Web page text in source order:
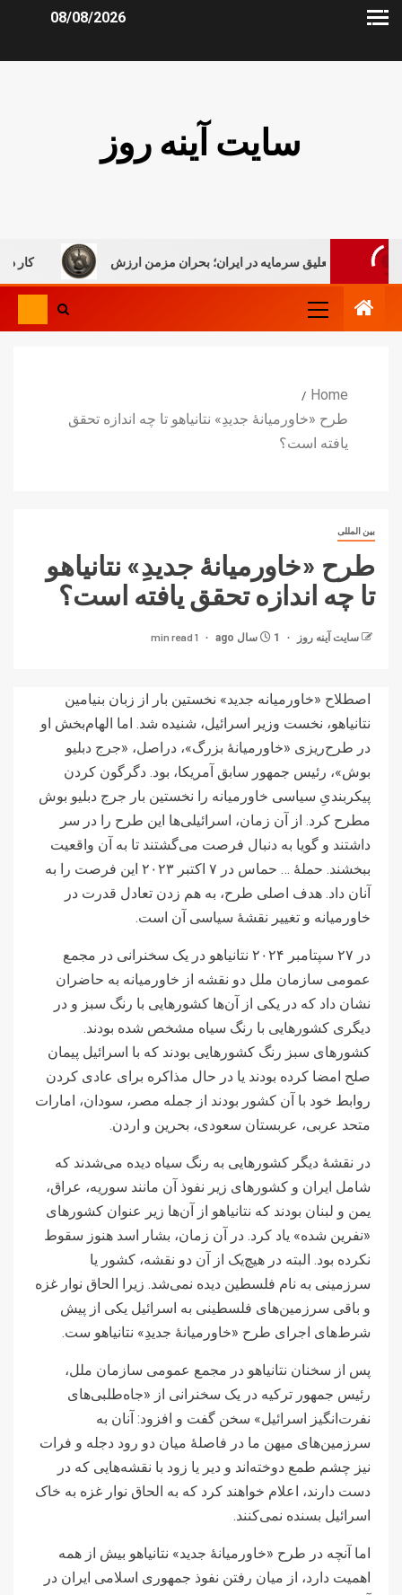
08/08/2026
سایت آینه روز
کار در میان جنگ، سرمایه در ایران؛ بحران مزمن ارزش
Home
طرح «خاورمیانۀ جدیدِ» نتانیاهو تا چه اندازه تحقق
یافته است؟
بین المللی
طرح «خاورمیانۀ جدیدِ» نتانیاهو
تا چه اندازه تحقق یافته است؟
سایت آینه‌ روز 1 سال ago 1 min read
اصطلاح «خاورمیانه جدید» نخستین بار از زبان بنیامین
نتانیاهو، نخست وزیر اسرائیل، شنیده شد. اما الهام‌بخش او
در طرح‌ریزی «خاورمیانۀ بزرگ»، دراصل، «جرج دبلیو
بوش»، رئیس جمهور سابق آمریکا، بود. دگرگون کردن
پیکربندیِ سیاسی خاورمیانه را نخستین بار جرج دبلیو بوش
مطرح کرد. از آن زمان، اسرائیلی‌ها این طرح را در سر
داشتند و گویا به دنبال فرصت می‌گشتند تا به آن واقعیت
ببخشند. حملۀ … حماس در ۷ اکتبر ۲۰۲۳ این فرصت را به
آنان داد. هدف اصلی طرح، به هم زدن تعادل قدرت در
خاورمیانه و تغییر نقشۀ سیاسی آن است.
در ۲۷ سپتامبر ۲۰۲۴ نتانیاهو در یک سخنرانی‌ در مجمع
عمومی سازمان ملل دو نقشه از خاورمیانه به حاضران
نشان داد که در یکی از آن‌ها کشورهایی با رنگ سبز و در
دیگری کشورهایی با رنگ سیاه مشخص شده بودند.
کشورهای سبز رنگ کشورهایی بودند که با اسرائیل پیمان
صلح امضا کرده بودند یا در حال مذاکره برای عادی کردن
روابط خود با آن کشور بودند از جمله مصر، سودان، امارات
متحد عربی، عربستان سعودی، بحرین و اردن.
در نقشۀ دیگر کشورهایی به رنگ سیاه دیده می‌شدند که
شامل ایران و کشورهای زیر نفوذ آن مانند سوریه، عراق،
یمن و لبنان بودند که نتانیاهو از آن‌ها زیر عنوان کشورهای
«نفرین شده» یاد کرد. در آن زمان، بشار اسد هنوز سقوط
نکرده بود. البته در هیچ‌‌یک از آن دو نقشه،‌ کشور یا
سرزمینی به نام فلسطین دیده نمی‌شد. زیرا الحاق نوار غزه
و باقی سرزمین‌های فلسطینی به اسرائیل یکی از پیش
شرط‌های اجرای طرح «خاورمیانۀ جدیدِ» نتانیاهو ست.
پس از سخنان نتانیاهو در مجمع عمومی سازمان ملل،
رئیس جمهور ترکیه در یک سخنرانی از «جاه‌طلبی‌های
نفرت‌انگیز اسرائیل» سخن گفت و افزود: آنان به
سرزمین‌های میهن ما در فاصلۀ میان دو رود دجله و فرات
نیز چشم طمع دوخته‌اند و دیر یا زود با نقشه‌هایی که در
دست دارند، اعلام خواهند کرد که به الحاق نوار غزه به خاک
اسرائیل بسنده نمی‌کنند.
اما آنچه در طرح «خاورمیانۀ جدید» نتانیاهو بیش از همه
اهمیت دارد، از میان رفتن نفوذ جمهوری اسلامی ایران در